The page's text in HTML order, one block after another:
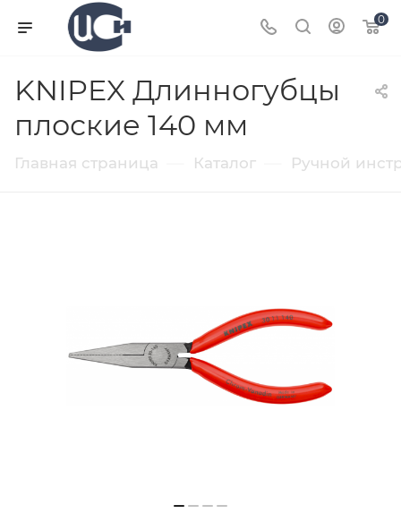
0
KNIPEX Длинногубцы
плоские 140 мм
Главная страница Каталог Ручной